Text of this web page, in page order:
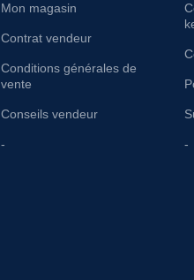
Mon magasin
Contrat vendeur
Conditions générales de
vente
Conseils vendeur
- -